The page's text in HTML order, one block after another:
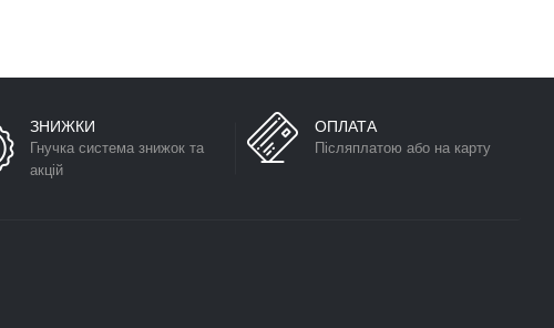
ЗНИЖКИ
Гнучка система знижок та
акцій
ОПЛАТА
Післяплатою або на карту